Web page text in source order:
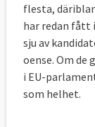
flesta,
har redan fått
sju av
oense. Om de
i EU-
som helhet.